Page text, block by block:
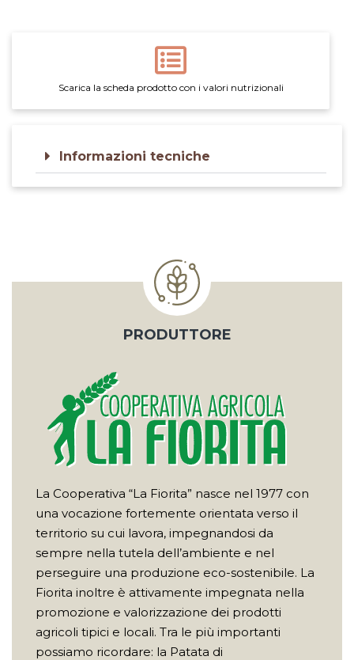
Scarica la scheda prodotto con i valori nutrizionali
Informazioni tecniche
PRODUTTORE
La Cooperativa “La Fiorita” nasce nel 1977 con
una vocazione fortemente orientata verso il
territorio su cui lavora, impegnandosi da
sempre nella tutela dell’ambiente e nel
perseguire una produzione eco-sostenibile. La
Fiorita inoltre è attivamente impegnata nella
promozione e valorizzazione dei prodotti
agricoli tipici e locali. Tra le più importanti
possiamo ricordare: la Patata di